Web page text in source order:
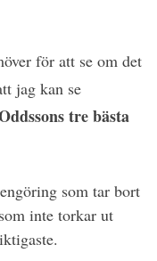
för att se om det
jag kan se
tre bästa
som tar bort
inte torkar ut